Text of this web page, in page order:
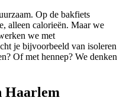
Op de bakfiets
alleen calorieën. Maar we
we met
je bijvoorbeeld van isoleren
Of met hennep? We denken
Haarlem